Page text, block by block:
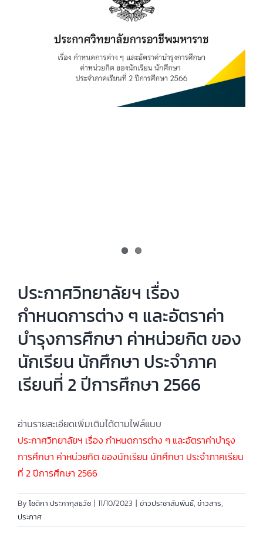
ประกาศวิทยาลัยฯ เรื่อง
กำหนดการต่าง ๆ และอัตราค่า
บำรุงการศึกษา ค่าหน่วยกิต ของ
นักเรียน นักศึกษา ประจำภาค
เรียนที่ 2 ปีการศึกษา 2566
อ่านรายละเอียดเพิ่มเติมได้ตามไฟล์แนบ
ประกาศวิทยาลัยฯ เรื่อง กำหนดการต่าง ๆ และอัตราค่าบำรุง
การศึกษา ค่าหน่วยกิต ของนักเรียน นักศึกษา ประจำภาคเรียน
ที่ 2 ปีการศึกษา 2566
By โชติกา ประภากุลธวัช | 11/10/2023 | ข่าวประชาสัมพันธ์, ข่าวสาร,
ประกาศ